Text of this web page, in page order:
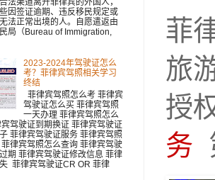
菲
旅
授
务
因签证逾期、违反移民规定或
法正常出境的人。自愿遣返由
局（Bureau of Immigration,
2023-2024年驾驶证怎么
考？菲律宾驾照相关学习
终结
菲律宾驾照怎么考 菲律宾
驾驶证怎么买 菲律宾驾照
一天办理 菲律宾驾照怎么
驾驶证到期换证 菲律宾驾驶证
菲律宾驾驶证服务 菲律宾驾照
律宾驾照怎么查询 菲律宾驾驶
期 菲律宾驾驶证修改信息 菲律
菲律宾驾驶证CR OR 菲律